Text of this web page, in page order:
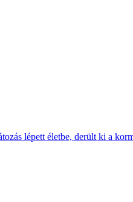
lépett életbe, derült ki a